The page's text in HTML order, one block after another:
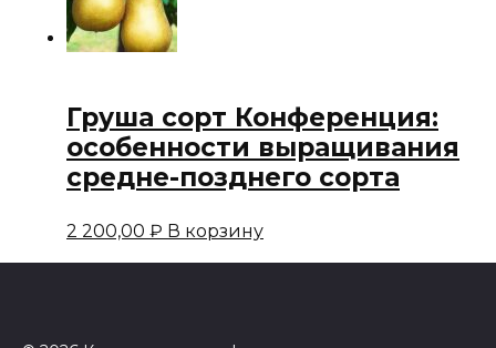
Груша сорт Конференция:
особенности выращивания
средне-позднего сорта
2 200,00 ₽ В корзину